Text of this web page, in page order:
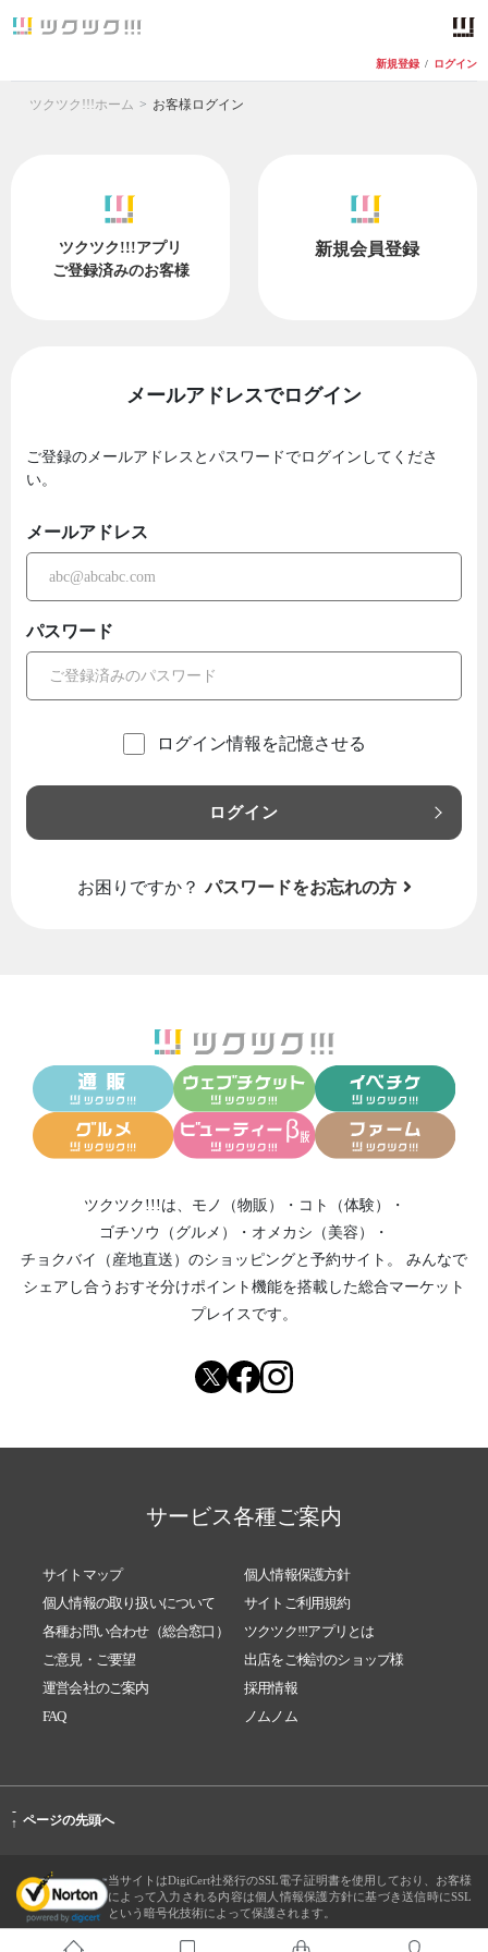
新規登録 / ログイン
ツクツク!!!ホーム お客様ログイン
ツクツク!!!アプリ
ご登録済みのお客様
新規会員登録
メールアドレスでログイン
ご登録のメールアドレスとパスワードでログインしてくださ
い。
メールアドレス
パスワード
ログイン情報を記憶させる
ログイン
お困りですか？ パスワードをお忘れの方
ツクツク!!!は、 モノ（物販） ・ コト（体験）
・
ゴチソウ（グルメ）
・ オメカシ（美容）
・
チョクバイ（産地直送） のショッピングと予約サイト。
みんなで
シェアし合う おすそ分けポイント機能を搭載した総合マーケット
プレイスです。
サービス各種ご案内
サイトマップ
個人情報保護方針
個人情報の取り扱いについて
サイトご利用規約
各種お問い合わせ（総合窓口）
ツクツク!!!アプリとは
ご意見・ご要望
出店をご検討のショップ様
運営会社のご案内
採用情報
FAQ
ノムノム
-
↑ ページの先頭へ
当サイトはDigiCert社発行のSSL電子証明書を使用しており、お客様
によって入力される内容は個人情報保護方針に基づき送信時にSSL
という暗号化技術によって保護されます。